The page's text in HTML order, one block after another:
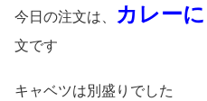
今日の注文は、 カレー
文です
キャベツは別盛りでした